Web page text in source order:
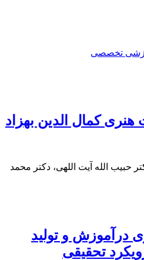
تخصصی
کمال الدین بهزاد
حبیب الله آیت اللهی، دکتر محمد
درآموزش و تولید
تحقیقی